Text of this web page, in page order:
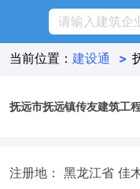
当前位置： 建设通 >
抚远市抚远镇传友建筑工
注册地： 黑龙江省 佳